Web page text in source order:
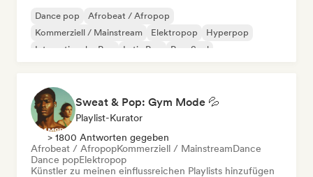
Dance pop
Afrobeat / Afropop
Kommerziell / Mainstream
Elektropop
Hyperpop
Internationaler Pop
Latin Pop Pop-Soul
Sweat & Pop: Gym Mode 💦
Playlist-Kurator
> 1800 Antworten gegeben
Afrobeat / AfropopKommerziell / MainstreamDance
Dance popElektropop
Künstler zu meinen einflussreichen Playlists hinzufügen